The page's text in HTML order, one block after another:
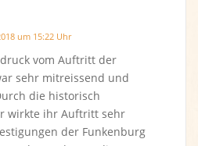
um 15:22 Uhr
vom Auftritt der
sehr mitreissend und
die historisch
wirkte ihr Auftritt sehr
der Funkenburg